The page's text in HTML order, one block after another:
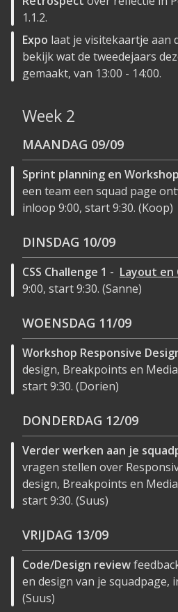
1.1.2.
Expo laat je visitekaartje aan
bekijk wat de tweedejaars
gemaakt, van 13:00 - 14:00.
Week 2
MAANDAG 09/09
Sprint planning en
een team een squad page
inloop 9:00, start 9:30. (Koop)
DINSDAG 10/09
CSS Challenge 1 - Layout en
9:00, start 9:30. (Sanne)
WOENSDAG 11/09
Workshop Responsive
design, Breakpoints en
start 9:30. (Dorien)
DONDERDAG 12/09
Verder werken aan je
vragen stellen over
design, Breakpoints en
start 9:30. (Suus)
VRIJDAG 13/09
Code/Design review
en design van je squadpage,
(Suus)